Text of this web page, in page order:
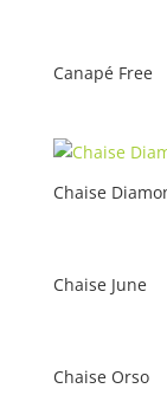
Canapé Free
Chaise
Chaise June
Chaise Orso